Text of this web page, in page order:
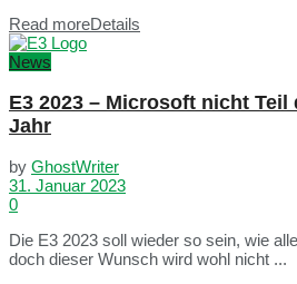
Read moreDetails
News
E3 2023 – Microsoft nicht
Jahr
by GhostWriter
31. Januar 2023
0
Die E3 2023 soll wieder so sein, wie
doch dieser Wunsch wird wohl nicht ...